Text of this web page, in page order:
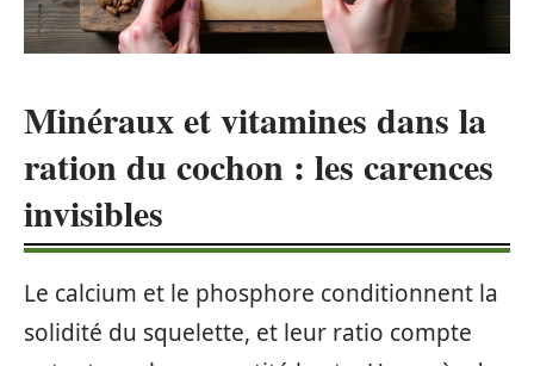
Minéraux et vitamines dans la
ration du cochon : les carences
invisibles
Le calcium et le phosphore conditionnent la
solidité du squelette, et leur ratio compte